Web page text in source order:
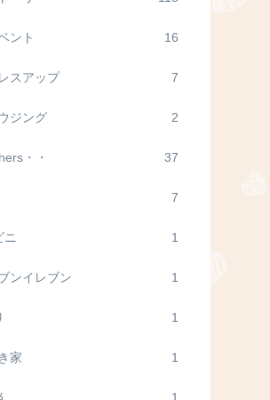
ント 16
スアップ 7
ジング 2
・・ 37
7
ニ 1
ンイレブン 1
1
家 1
1